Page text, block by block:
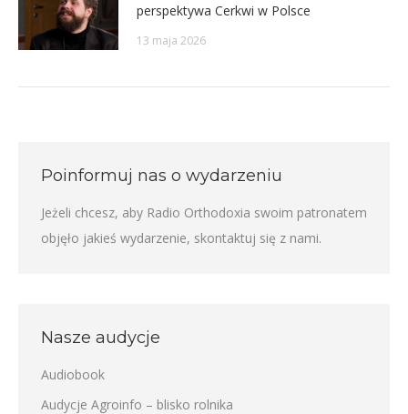
perspektywa Cerkwi w Polsce
13 maja 2026
Poinformuj nas o wydarzeniu
Jeżeli chcesz, aby Radio Orthodoxia swoim patronatem
objęło jakieś wydarzenie, skontaktuj się z nami.
Nasze audycje
Audiobook
Audycje Agroinfo – blisko rolnika